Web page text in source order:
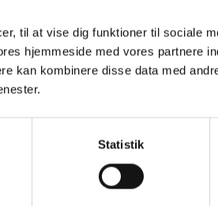
til at vise dig funktioner til sociale
hjemmeside med vores partnere
kan kombinere disse data med
Statistik
– Uld –
Sort
– Sort
129kr